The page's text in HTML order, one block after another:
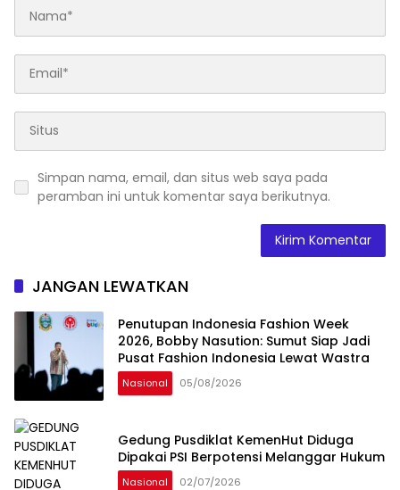
Simpan nama, email, dan situs web saya pada
peramban ini untuk komentar saya berikutnya.
JANGAN LEWATKAN
Penutupan Indonesia Fashion Week
2026, Bobby Nasution: Sumut Siap Jadi
Pusat Fashion Indonesia Lewat Wastra
Nasional 05/08/2026
Gedung Pusdiklat KemenHut Diduga
Dipakai PSI Berpotensi Melanggar Hukum
Nasional 02/07/2026